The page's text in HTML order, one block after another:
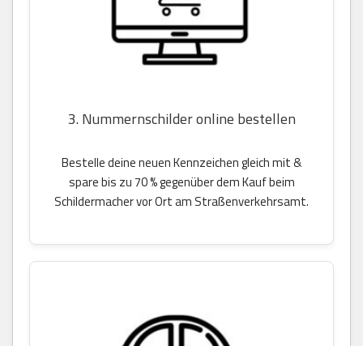
3. Nummernschilder online bestellen
Bestelle deine neuen Kennzeichen gleich mit &
spare bis zu 70 % gegenüber dem Kauf beim
Schildermacher vor Ort am Straßenverkehrsamt.